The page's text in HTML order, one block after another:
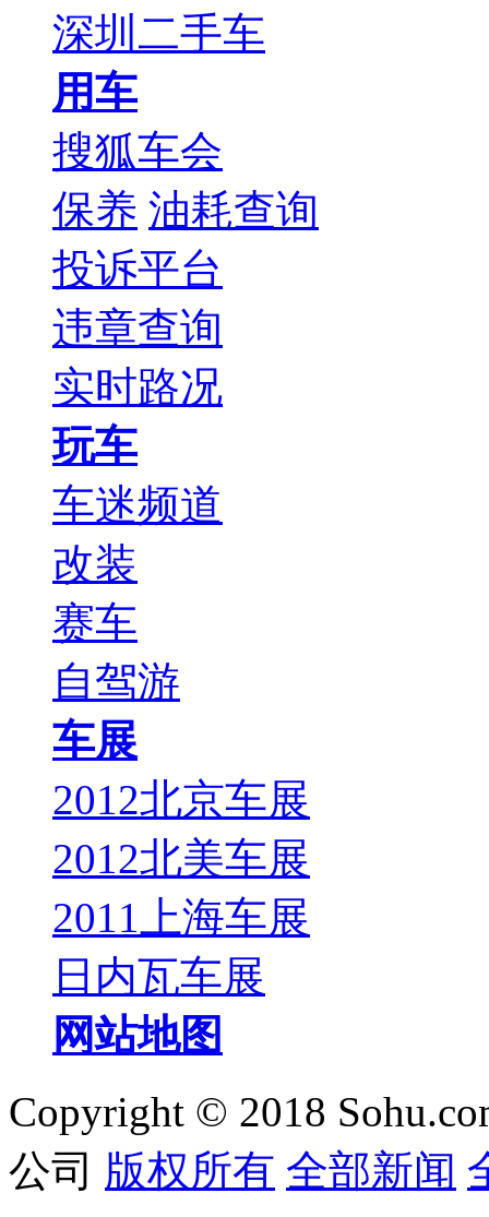
深圳二手车
用车
搜狐车会
保养 油耗查询
投诉平台
违章查询
实时路况
玩车
车迷频道
改装
赛车
自驾游
车展
2012北京车展
2012北美车展
2011上海车展
日内瓦车展
网站地图
Copyright © 2018
公司 版权所有 全部新闻